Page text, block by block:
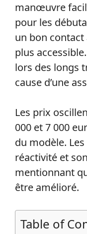
manœuvre
pour les
un bon
plus
lors des longs
cause d’une
Les prix
000 et 7 000
du modèle.
réactivité et
mentionnant
être amélioré.
Table of